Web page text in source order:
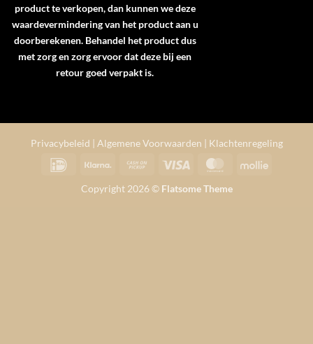
product te verkopen, dan kunnen we deze
waardevermindering van het product aan u
doorberekenen. Behandel het product dus
met zorg en zorg ervoor dat deze bij een
retour goed verpakt is.
Privacybeleid | Algemene Voorwaarden | Klachtenregeling
IDeal
Klarna
Cash
Pickup
Visa MasterCardMollie
Copyright 2026 © Flatsome Theme